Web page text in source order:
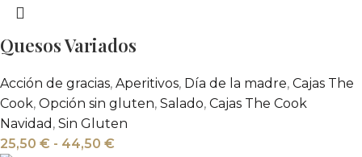
Quesos Variados
Acción de gracias, Aperitivos, Día de la madre, Cajas The
Cook, Opción sin gluten, Salado, Cajas The Cook
Navidad , Sin Gluten
25,50 € - 44,50 €